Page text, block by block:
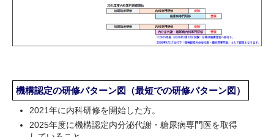
機構認定の研修パターン図（最短での研修パターン図）
2021年に内科研修を開始した方。
2025年度に機構認定内分泌代謝・糖尿病専門医を取得